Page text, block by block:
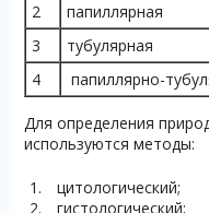
2
папиллярная
3
тубулярная
4
папиллярно-
Для определения
используются методы:
цитологический;
гистологический;